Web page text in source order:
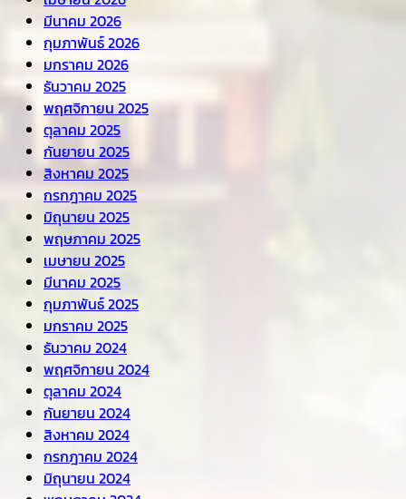
มีนาคม 2026
กุมภาพันธ์ 2026
มกราคม 2026
ธันวาคม 2025
พฤศจิกายน 2025
ตุลาคม 2025
กันยายน 2025
สิงหาคม 2025
กรกฎาคม 2025
มิถุนายน 2025
พฤษภาคม 2025
เมษายน 2025
มีนาคม 2025
กุมภาพันธ์ 2025
มกราคม 2025
ธันวาคม 2024
พฤศจิกายน 2024
ตุลาคม 2024
กันยายน 2024
สิงหาคม 2024
กรกฎาคม 2024
มิถุนายน 2024